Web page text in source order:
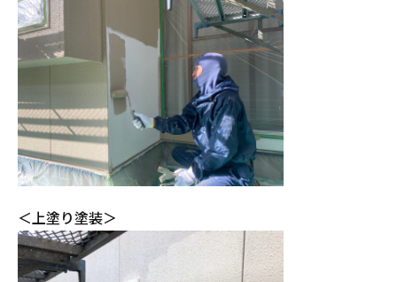
＜上塗り塗装＞